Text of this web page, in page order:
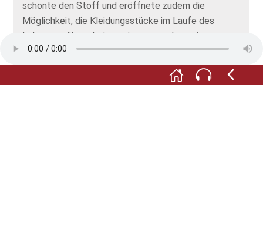
schonte den Stoff und eröffnete zudem die
Möglichkeit, die Kleidungsstücke im Laufe des
Lebens zu überarbeiten, sie enger oder weiter zu
machen. Denn der in mühsamer Handarbeit
hergestellte Kelsch war von einer Qualität, die gut
und gerne ein paar Jahrzehnte überdauerte!